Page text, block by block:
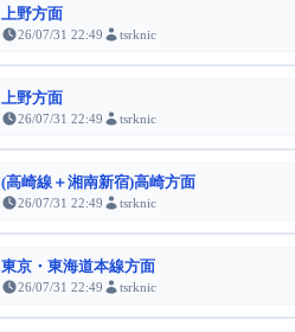
上野方面
26/07/31 22:49 tsrknic
上野方面
26/07/31 22:49 tsrknic
(高崎線＋湘南新宿)高崎方面
26/07/31 22:49 tsrknic
東京・東海道本線方面
26/07/31 22:49 tsrknic